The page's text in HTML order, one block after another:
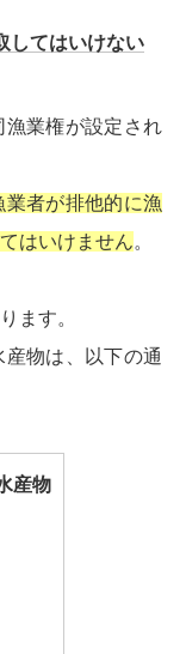
してはいけない
漁業権が設定され
者が排他的に漁
はいけません。
ます。
物は、以下の通
産物